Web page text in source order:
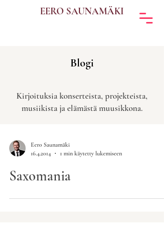
EERO SAUNAMÄKI
Blogi
Kirjoituksia konserteista, projekteista,
musiikista ja elämästä muusikkona.
Eero Saunamäki
16.4.2014
1 min käytetty lukemiseen
Saxomania